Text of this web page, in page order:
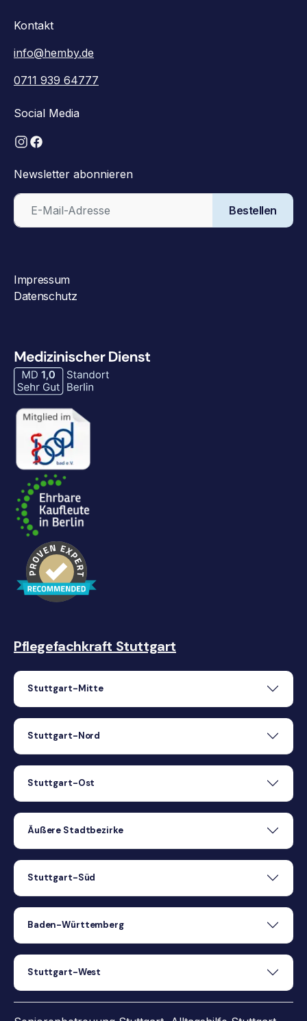
Kontakt
info@hemby.de
0711 939 64777
Social Media
Newsletter abonnieren
Bestellen
Impressum
Datenschutz
Pflegefachkraft Stuttgart
Stuttgart-Mitte
Stuttgart-Nord
Stuttgart-Ost
Äußere Stadtbezirke
Stuttgart-Süd
Baden-Württemberg
Stuttgart-West